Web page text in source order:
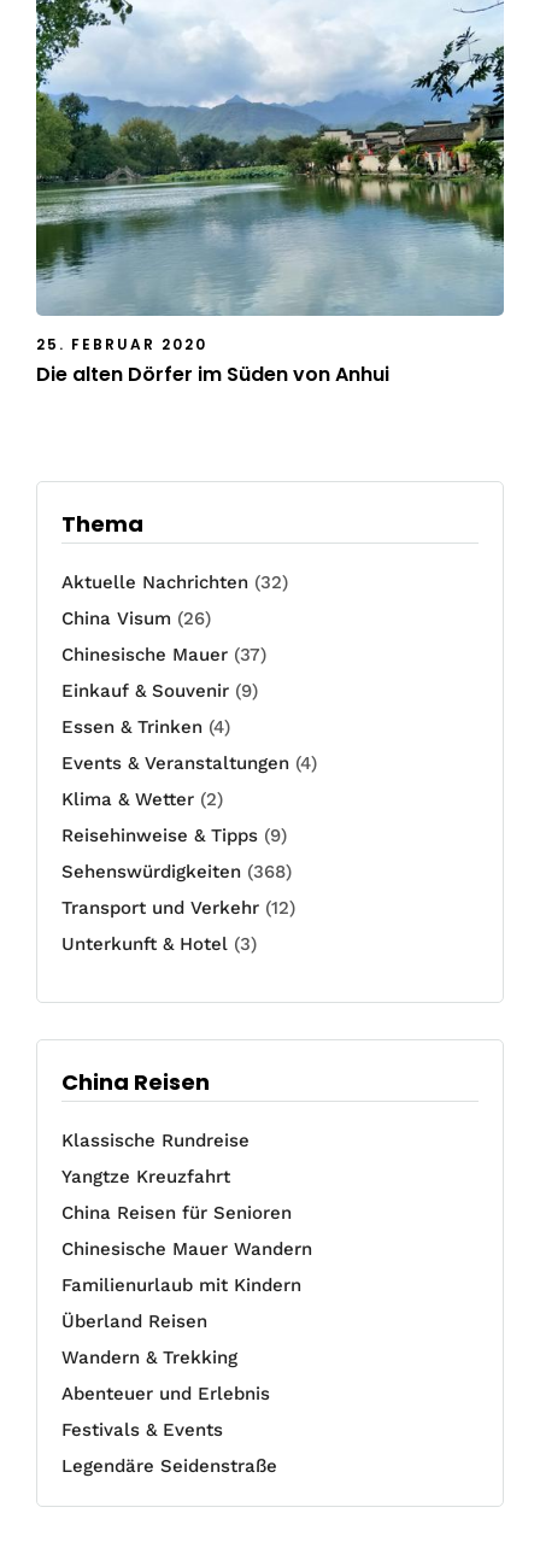
25. FEBRUAR 2020
Die alten Dörfer im Süden von Anhui
Thema
Aktuelle Nachrichten (32)
China Visum (26)
Chinesische Mauer (37)
Einkauf & Souvenir (9)
Essen & Trinken (4)
Events & Veranstaltungen (4)
Klima & Wetter (2)
Reisehinweise & Tipps (9)
Sehenswürdigkeiten (368)
Transport und Verkehr (12)
Unterkunft & Hotel (3)
China Reisen
Klassische Rundreise
Yangtze Kreuzfahrt
China Reisen für Senioren
Chinesische Mauer Wandern
Familienurlaub mit Kindern
Überland Reisen
Wandern & Trekking
Abenteuer und Erlebnis
Festivals & Events
Legendäre Seidenstraße